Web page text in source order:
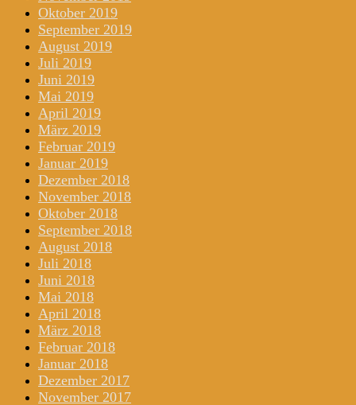
Oktober 2019
September 2019
August 2019
Juli 2019
Juni 2019
Mai 2019
April 2019
März 2019
Februar 2019
Januar 2019
Dezember 2018
November 2018
Oktober 2018
September 2018
August 2018
Juli 2018
Juni 2018
Mai 2018
April 2018
März 2018
Februar 2018
Januar 2018
Dezember 2017
November 2017